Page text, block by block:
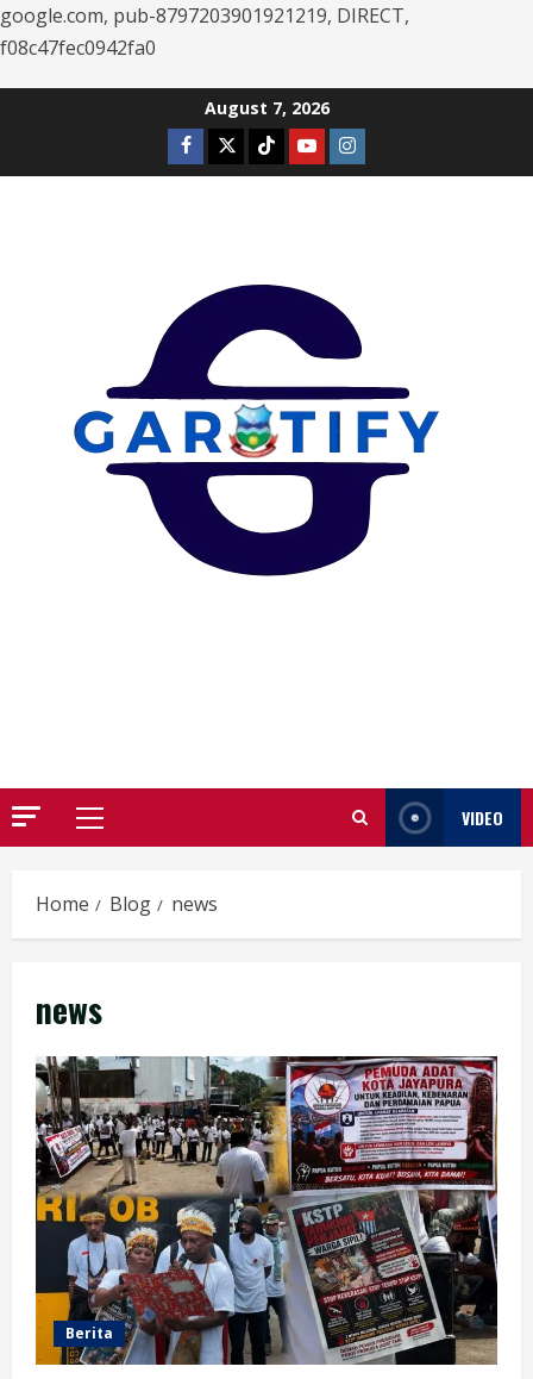
google.com, pub-8797203901921219, DIRECT,
f08c47fec0942fa0
August 7, 2026
Facebook
TwitterTiktokYoutubeInstagram
Primary
VIDEO
Home Blog news
news
Berita